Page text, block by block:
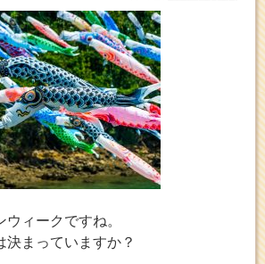
ィークですね。
決まっていますか？